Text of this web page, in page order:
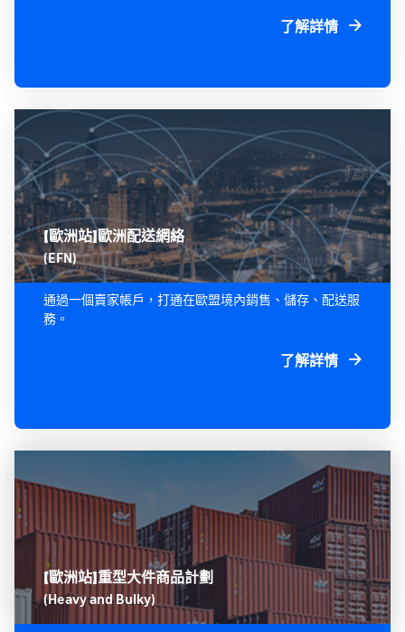
了解詳情
【歐洲站】歐洲配送網絡
(EFN)
通過一個賣家帳戶，打通在歐盟境內銷售、儲存、配送服
務。
了解詳情
【歐洲站】重型大件商品計劃
(Heavy and Bulky)